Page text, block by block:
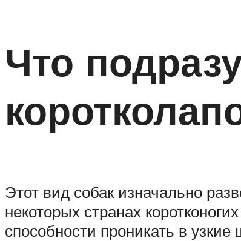
Что
Этот вид собак изначально
некоторых странах
способности проникать в